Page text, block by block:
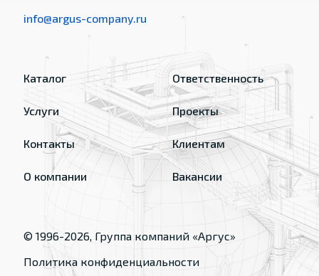
info@argus-company.ru
Каталог
Услуги
Контакты
О компании
Ответственность
Проекты
Клиентам
Вакансии
© 1996-2026, Группа компаний «Аргус»
Политика конфиденциальности